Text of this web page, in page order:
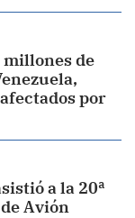
millones de
por
a la 20ª
Avión